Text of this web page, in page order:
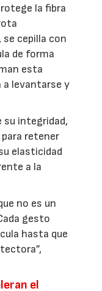
la fibra
cepilla con
de forma
esta
levantarse y
su integridad,
para retener
elasticidad
a la
no es un
gesto
hasta que
el